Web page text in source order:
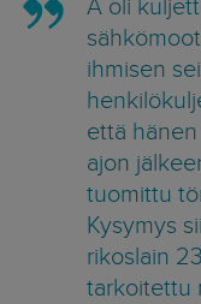
ihmisen
että
ajon
tuomittu
Kysymys
rikoslain
tarkoitettu